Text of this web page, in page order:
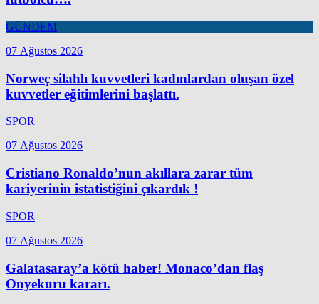
GÜNDEM
07 Ağustos 2026
Norweç silahlı kuvvetleri kadınlardan oluşan özel
kuvvetler eğitimlerini başlattı.
SPOR
07 Ağustos 2026
Cristiano Ronaldo’nun akıllara zarar tüm
kariyerinin istatistiğini çıkardık !
SPOR
07 Ağustos 2026
Galatasaray’a kötü haber! Monaco’dan flaş
Onyekuru kararı.